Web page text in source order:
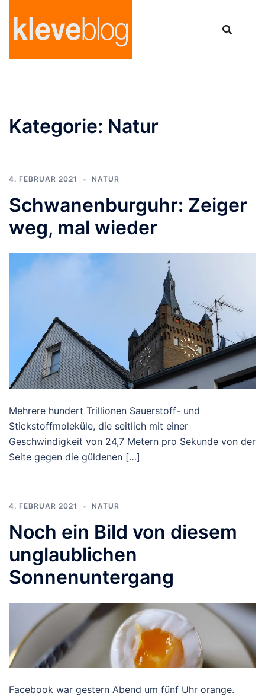
Inhalt
springen
Kategorie: Natur
4. FEBRUAR 2021 NATUR
Schwanenburguhr: Zeiger
weg, mal wieder
Mehrere hundert Trillionen Sauerstoff- und
Stickstoffmoleküle, die seitlich mit einer
Geschwindigkeit von 24,7 Metern pro Sekunde von der
Seite gegen die güldenen […]
4. FEBRUAR 2021 NATUR
Noch ein Bild von diesem
unglaublichen
Sonnenuntergang
Facebook war gestern Abend um fünf Uhr orange.